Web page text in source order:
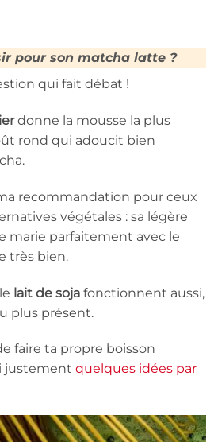
pour son matcha latte ?
qui fait débat !
donne la mousse la plus
rond qui adoucit bien
recommandation pour ceux
végétales : sa légère
marie parfaitement avec le
très bien.
lait de soja fonctionnent aussi,
plus présent.
faire ta propre boisson
justement quelques idées par